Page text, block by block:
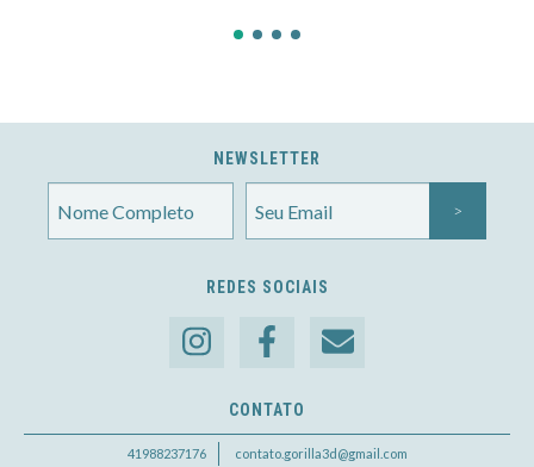
NEWSLETTER
REDES SOCIAIS
CONTATO
41988237176 contato.gorilla3d@gmail.com